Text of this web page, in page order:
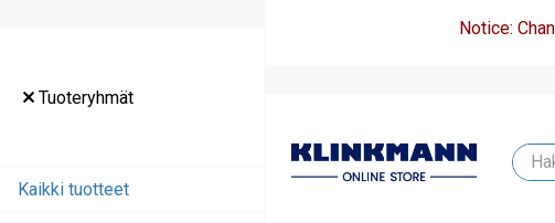
Tuoteryhmät
Kaikki tuotteet
Notice: